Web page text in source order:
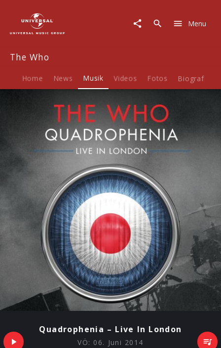
Musik
Quadrophenia
In
Menu
The Who
Home News Musik Videos Fotos Biografie
Quadrophenia – Live In London
VÖ: 06. Juni 2014